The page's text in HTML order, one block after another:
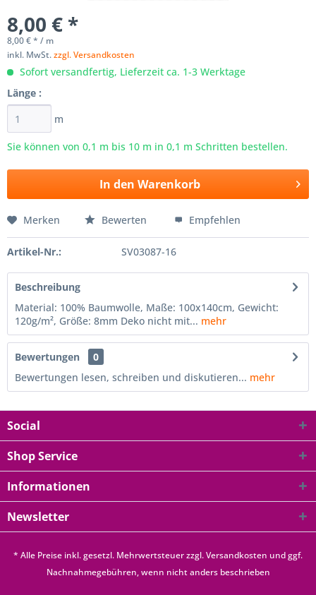
8,00 € *
8,00 € * / m
inkl. MwSt.zzgl. Versandkosten
Sofort versandfertig, Lieferzeit ca. 1-3 Werktage
Länge :
m
Sie können von 0,1 m bis 10 m in 0,1 m Schritten bestellen.
In den Warenkorb
Merken Bewerten Empfehlen
Artikel-Nr.: SV03087-16
Beschreibung
Material: 100% Baumwolle, Maße: 100x140cm, Gewicht:
120g/m², Größe: 8mm Deko nicht mit... mehr
Bewertungen
0
Bewertungen lesen, schreiben und diskutieren... mehr
Social
Shop Service
Informationen
Newsletter
* Alle Preise inkl. gesetzl. Mehrwertsteuer zzgl.Versandkosten und ggf.
Nachnahmegebühren, wenn nicht anders beschrieben